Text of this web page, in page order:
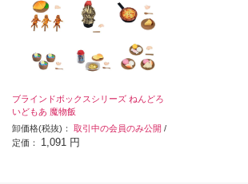
ブラインドボックスシリーズ ねんどろ
いどもあ 魔物飯
卸価格(税抜)： 取引中の会員のみ公開 /
定価： 1,091 円